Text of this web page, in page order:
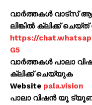
വാർത്തകൾ വാട്സ്
ലിങ്കിൽ ക്ലിക്ക്
https://
G5
വാർത്തകൾ പാലാ
ക്ലിക്ക് ചെയ്യുക
Website pala.vision
പാലാ വിഷൻ യൂ ട്യൂബ്